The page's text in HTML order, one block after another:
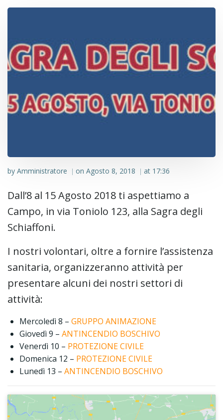
by Amministratore | on Agosto 8, 2018 | at 17:36
Dall’8 al 15 Agosto 2018 ti aspettiamo a
Campo, in via Toniolo 123, alla Sagra degli
Schiaffoni.
I nostri volontari, oltre a fornire l’assistenza
sanitaria, organizzeranno attività per
presentare alcuni dei nostri settori di
attività:
Mercoledì 8 – GRUPPO ANIMAZIONE
Giovedì 9 – ANTINCENDIO BOSCHIVO
Venerdì 10 – PROTEZIONE CIVILE
Domenica 12 – PROTEZIONE CIVILE
Lunedì 13 – ANTINCENDIO BOSCHIVO